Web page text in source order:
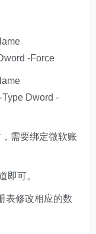
-Force
Dword -
需要绑定微软账
可。
修改相应的数